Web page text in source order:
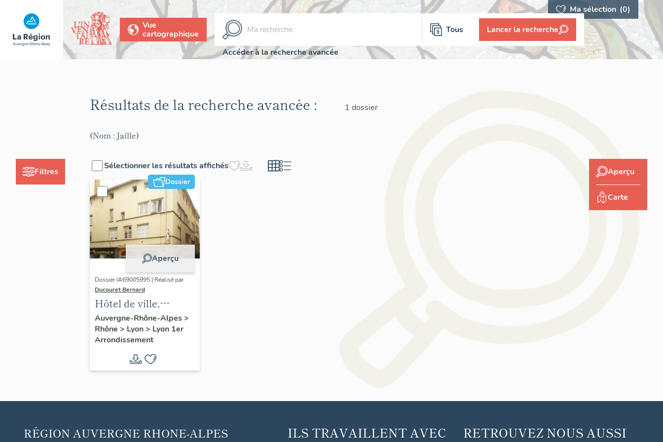
Ma sélection (0)
Vue
cartographique
Tous Lancer la recherche
Accéder à la recherche avancée
Filtres
Résultats de la recherche avancée : 1 dossier
(Nom : Jaille)
Sélectionner les résultats affichés
Dossier
Aperçu
Dossier IA69005995 | Réalisé par
Ducouret Bernard
Hôtel de ville,
actuellement
immeuble à
l'enseigne du Vieil
hostel de ville
Auvergne-Rhône-Alpes>
Rhône > Lyon> Lyon 1er
Arrondissement
Aperçu
Carte
RÉGION AUVERGNE RHONE-ALPES
ILS TRAVAILLENT AVEC
RETROUVEZ NOUS AUSSI